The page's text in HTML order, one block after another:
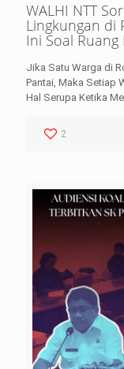
WALHI NTT
Lingkungan di
Ini Soal
Jika Satu Warga di
Pantai, Maka Setiap
Hal Serupa Ketika
2